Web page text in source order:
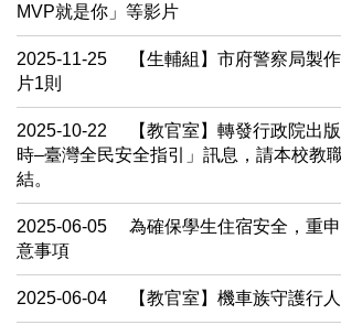
MVP就是你」等影片
2025-11-25
【生輔組】市府警察局製
片1則
2025-10-22
【教官室】轉發行政院出
時–臺灣全民安全指引」訊息，請本校教
結。
2025-06-05
為確保學生住宿安全，重
意事項
2025-06-04 【教官室】機車族守護行